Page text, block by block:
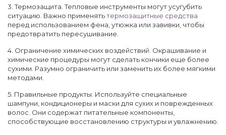
3. Термозащита. Тепловые инструменты могут усугубить
ситуацию. Важно применятьтермозащитные средства
перед использованием фена, утюжка или завивки, чтобы
предотвратить пересушивание.
4. Ограничение химических воздействий. Окрашивание и
химические процедуры могут сделать кончики еще более
сухими. Разумно ограничить или заменить их более мягкими
методами.
5. Правильные продукты. Используйте специальные
шампуни, кондиционеры и маски для сухих и поврежденных
волос. Они содержат питательные компоненты,
способствующие восстановлению структуры и увлажнению.